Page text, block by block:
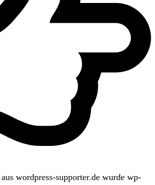
aus wordpress-supporter.de wurde wp-